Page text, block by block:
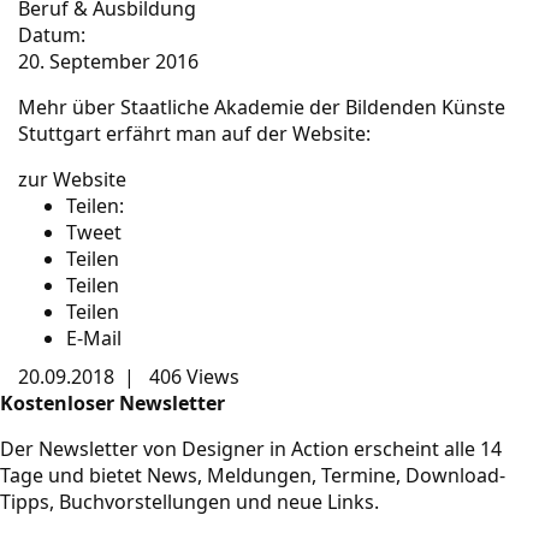
Beruf & Ausbildung
Datum:
20. September 2016
Mehr über Staatliche Akademie der Bildenden Künste
Stuttgart erfährt man auf der Website:
zur Website
Teilen:
Tweet
Teilen
Teilen
Teilen
E-Mail
20.09.2018 |
406 Views
Kostenloser Newsletter
Der Newsletter von Designer in Action erscheint alle 14
Tage und bietet News, Meldungen, Termine, Download-
Tipps, Buchvorstellungen und neue Links.